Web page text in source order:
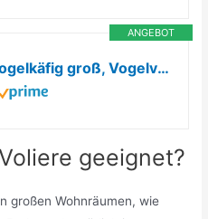
ANGEBOT
Yaheetech Vogelkäfig groß, Vogelvoliere, 176 cm hoch, Schwarz
geeignet?
großen Wohnräumen, wie